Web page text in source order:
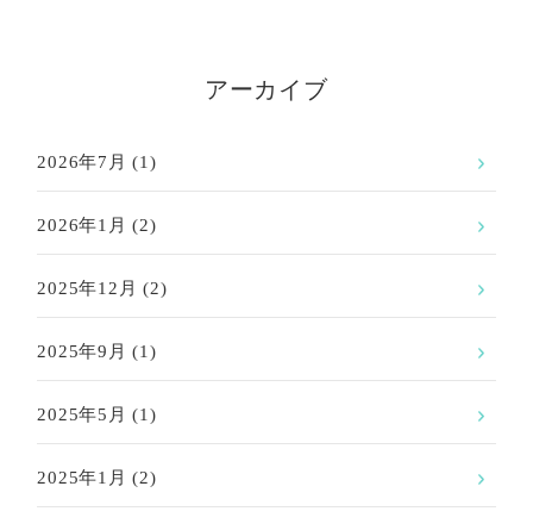
アーカイブ
2026年7月 (1)
2026年1月 (2)
2025年12月 (2)
2025年9月 (1)
2025年5月 (1)
2025年1月 (2)